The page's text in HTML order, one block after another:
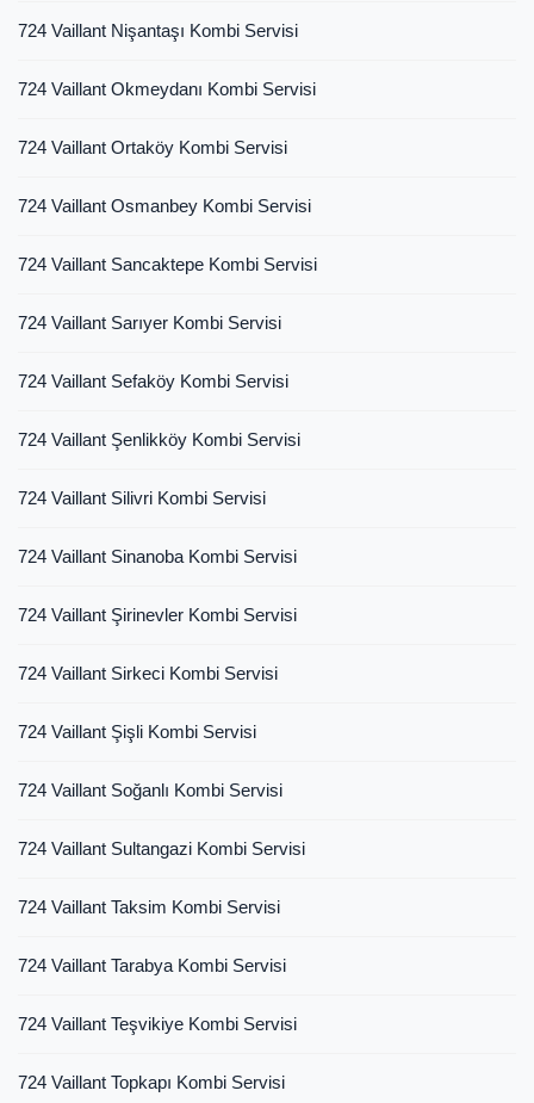
724 Vaillant Nişantaşı Kombi Servisi
724 Vaillant Okmeydanı Kombi Servisi
724 Vaillant Ortaköy Kombi Servisi
724 Vaillant Osmanbey Kombi Servisi
724 Vaillant Sancaktepe Kombi Servisi
724 Vaillant Sarıyer Kombi Servisi
724 Vaillant Sefaköy Kombi Servisi
724 Vaillant Şenlikköy Kombi Servisi
724 Vaillant Silivri Kombi Servisi
724 Vaillant Sinanoba Kombi Servisi
724 Vaillant Şirinevler Kombi Servisi
724 Vaillant Sirkeci Kombi Servisi
724 Vaillant Şişli Kombi Servisi
724 Vaillant Soğanlı Kombi Servisi
724 Vaillant Sultangazi Kombi Servisi
724 Vaillant Taksim Kombi Servisi
724 Vaillant Tarabya Kombi Servisi
724 Vaillant Teşvikiye Kombi Servisi
724 Vaillant Topkapı Kombi Servisi